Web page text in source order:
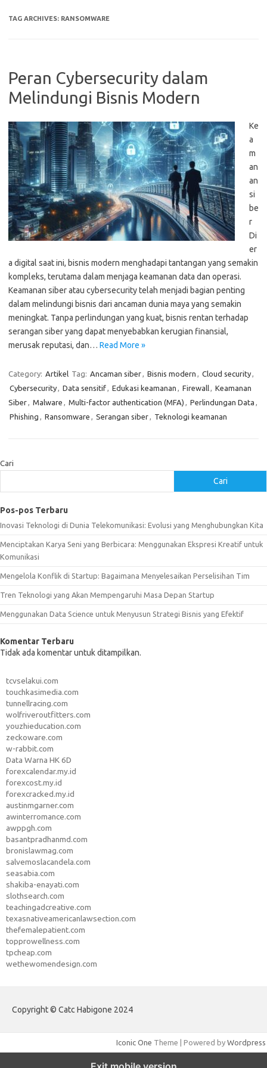
TAG ARCHIVES: RANSOMWARE
Peran Cybersecurity dalam
Melindungi Bisnis Modern
Ke
a
m
an
an
si
be
r
Di
er
a digital saat ini, bisnis modern menghadapi tantangan yang semakin
kompleks, terutama dalam menjaga keamanan data dan operasi.
Keamanan siber atau cybersecurity telah menjadi bagian penting
dalam melindungi bisnis dari ancaman dunia maya yang semakin
meningkat. Tanpa perlindungan yang kuat, bisnis rentan terhadap
serangan siber yang dapat menyebabkan kerugian finansial,
merusak reputasi, dan… Read More »
Category: Artikel Tag: Ancaman siber, Bisnis modern , Cloud security,
Cybersecurity, Data sensitif, Edukasi keamanan , Firewall, Keamanan
Siber, Malware , Multi-factor authentication (MFA) , Perlindungan Data ,
Phishing , Ransomware , Serangan siber, Teknologi keamanan
Cari
Cari
Pos-pos Terbaru
Inovasi Teknologi di Dunia Telekomunikasi: Evolusi yang Menghubungkan Kita
Menciptakan Karya Seni yang Berbicara: Menggunakan Ekspresi Kreatif untuk
Komunikasi
Mengelola Konflik di Startup: Bagaimana Menyelesaikan Perselisihan Tim
Tren Teknologi yang Akan Mempengaruhi Masa Depan Startup
Menggunakan Data Science untuk Menyusun Strategi Bisnis yang Efektif
Komentar Terbaru
Tidak ada komentar untuk ditampilkan.
tcvselakui.com
touchkasimedia.com
tunnellracing.com
wolfriveroutfitters.com
youzhieducation.com
zeckoware.com
w-rabbit.com
Data Warna HK 6D
forexcalendar.my.id
forexcost.my.id
forexcracked.my.id
austinmgarner.com
awinterromance.com
awppgh.com
basantpradhanmd.com
bronislawmag.com
salvemoslacandela.com
seasabia.com
shakiba-enayati.com
slothsearch.com
teachingadcreative.com
texasnativeamericanlawsection.com
thefemalepatient.com
topprowellness.com
tpcheap.com
wethewomendesign.com
Copyright © Catc Habigone 2024
Iconic One Theme | Powered by Wordpress